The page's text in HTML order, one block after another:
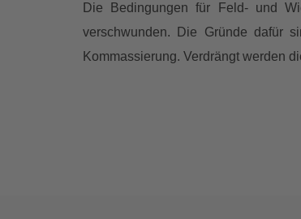
Die Bedingungen für Feld- und
verschwunden. Die Gründe dafür
Kommassierung. Verdrängt werden